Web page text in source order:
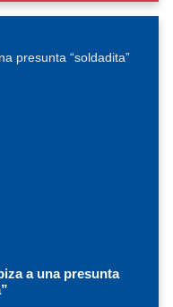
a una presunta